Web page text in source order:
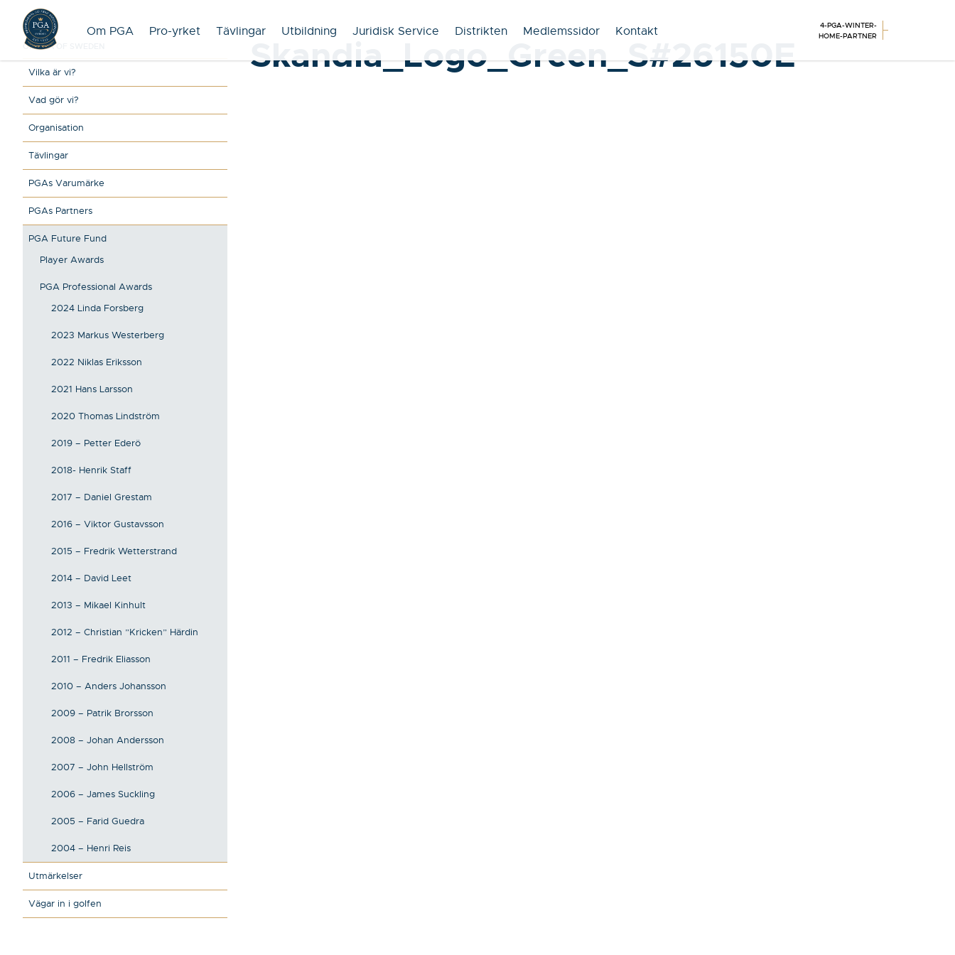
Om PGA Pro-yrket Tävlingar Utbildning Juridisk Service Distrikten Medlemssidor Kontakt
4-PGA-WINTER-
HOME-PARTNER
OM PGA OF SWEDEN
Vilka är vi?
Vad gör vi?
Organisation
Tävlingar
PGAs Varumärke
PGAs Partners
PGA Future Fund
Player Awards
PGA Professional Awards
2024 Linda Forsberg
2023 Markus Westerberg
2022 Niklas Eriksson
2021 Hans Larsson
2020 Thomas Lindström
2019 – Petter Ederö
2018- Henrik Staff
2017 – Daniel Grestam
2016 – Viktor Gustavsson
2015 – Fredrik Wetterstrand
2014 – David Leet
2013 – Mikael Kinhult
2012 – Christian ”Kricken” Härdin
2011 – Fredrik Eliasson
2010 – Anders Johansson
2009 – Patrik Brorsson
2008 – Johan Andersson
2007 – John Hellström
2006 – James Suckling
2005 – Farid Guedra
2004 – Henri Reis
Utmärkelser
Vägar in i golfen
Skandia_Logo_Green_S#26150E